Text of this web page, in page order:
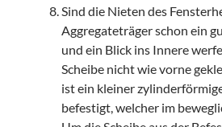
Sind die Nieten des
Aggregateträger schon ein
und ein Blick ins Innere
Scheibe nicht wie vorne
ist ein kleiner
befestigt, welcher im